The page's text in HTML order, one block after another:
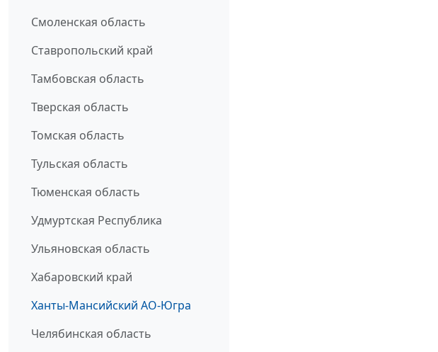
Смоленская область
Ставропольский край
Тамбовская область
Тверская область
Томская область
Тульская область
Тюменская область
Удмуртская Республика
Ульяновская область
Хабаровский край
Ханты-Мансийский АО-Югра
Челябинская область